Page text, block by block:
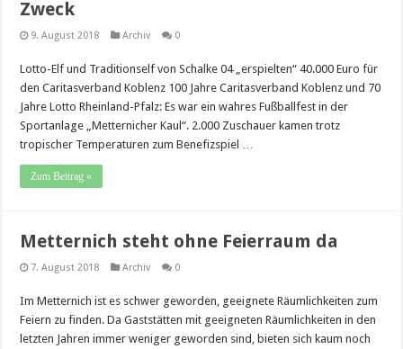
Zweck
9. August 2018 Archiv 0
Lotto-Elf und Traditionself von Schalke 04 „erspielten“ 40.000 Euro für
den Caritasverband Koblenz 100 Jahre Caritasverband Koblenz und 70
Jahre Lotto Rheinland-Pfalz: Es war ein wahres Fußballfest in der
Sportanlage „Metternicher Kaul“. 2.000 Zuschauer kamen trotz
tropischer Temperaturen zum Benefizspiel …
Zum Beitrag »
Metternich steht ohne Feierraum da
7. August 2018 Archiv 0
Im Metternich ist es schwer geworden, geeignete Räumlichkeiten zum
Feiern zu finden. Da Gaststätten mit geeigneten Räumlichkeiten in den
letzten Jahren immer weniger geworden sind, bieten sich kaum noch